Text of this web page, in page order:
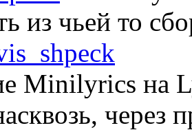
из чьей то
Minilyrics на
через